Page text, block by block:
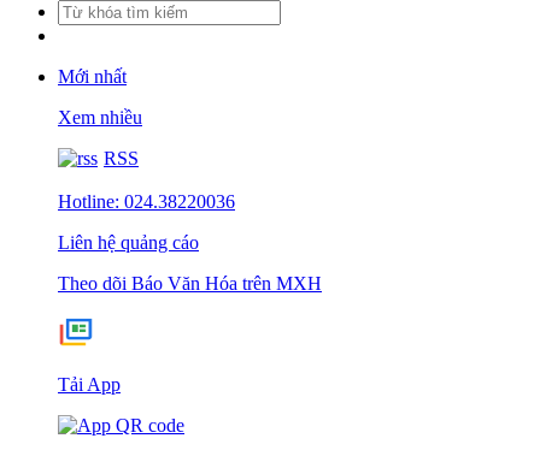
Mới nhất
Xem nhiều
RSS
Hotline: 024.38220036
Liên hệ quảng cáo
Theo dõi Báo Văn Hóa trên MXH
Tải App